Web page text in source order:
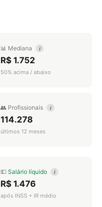
📊 Mediana i
R$ 1.752
50% acima / abaixo
👥 Profissionais i
114.278
últimos 12 meses
💵 Salário líquido i
R$ 1.476
após INSS + IR médio